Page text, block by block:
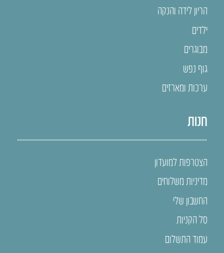
הריון לידה והנקה
ילדים
מבוגרים
גוף נפש
ערכות ומארזים
חנות
הצטרפות למועדון
מדיניות משלוחים
החשבון שלי
סל הקניות
עמוד התשלום